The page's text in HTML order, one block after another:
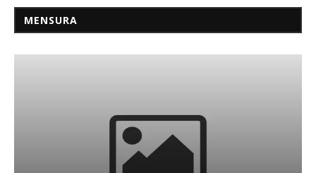
MENSURA